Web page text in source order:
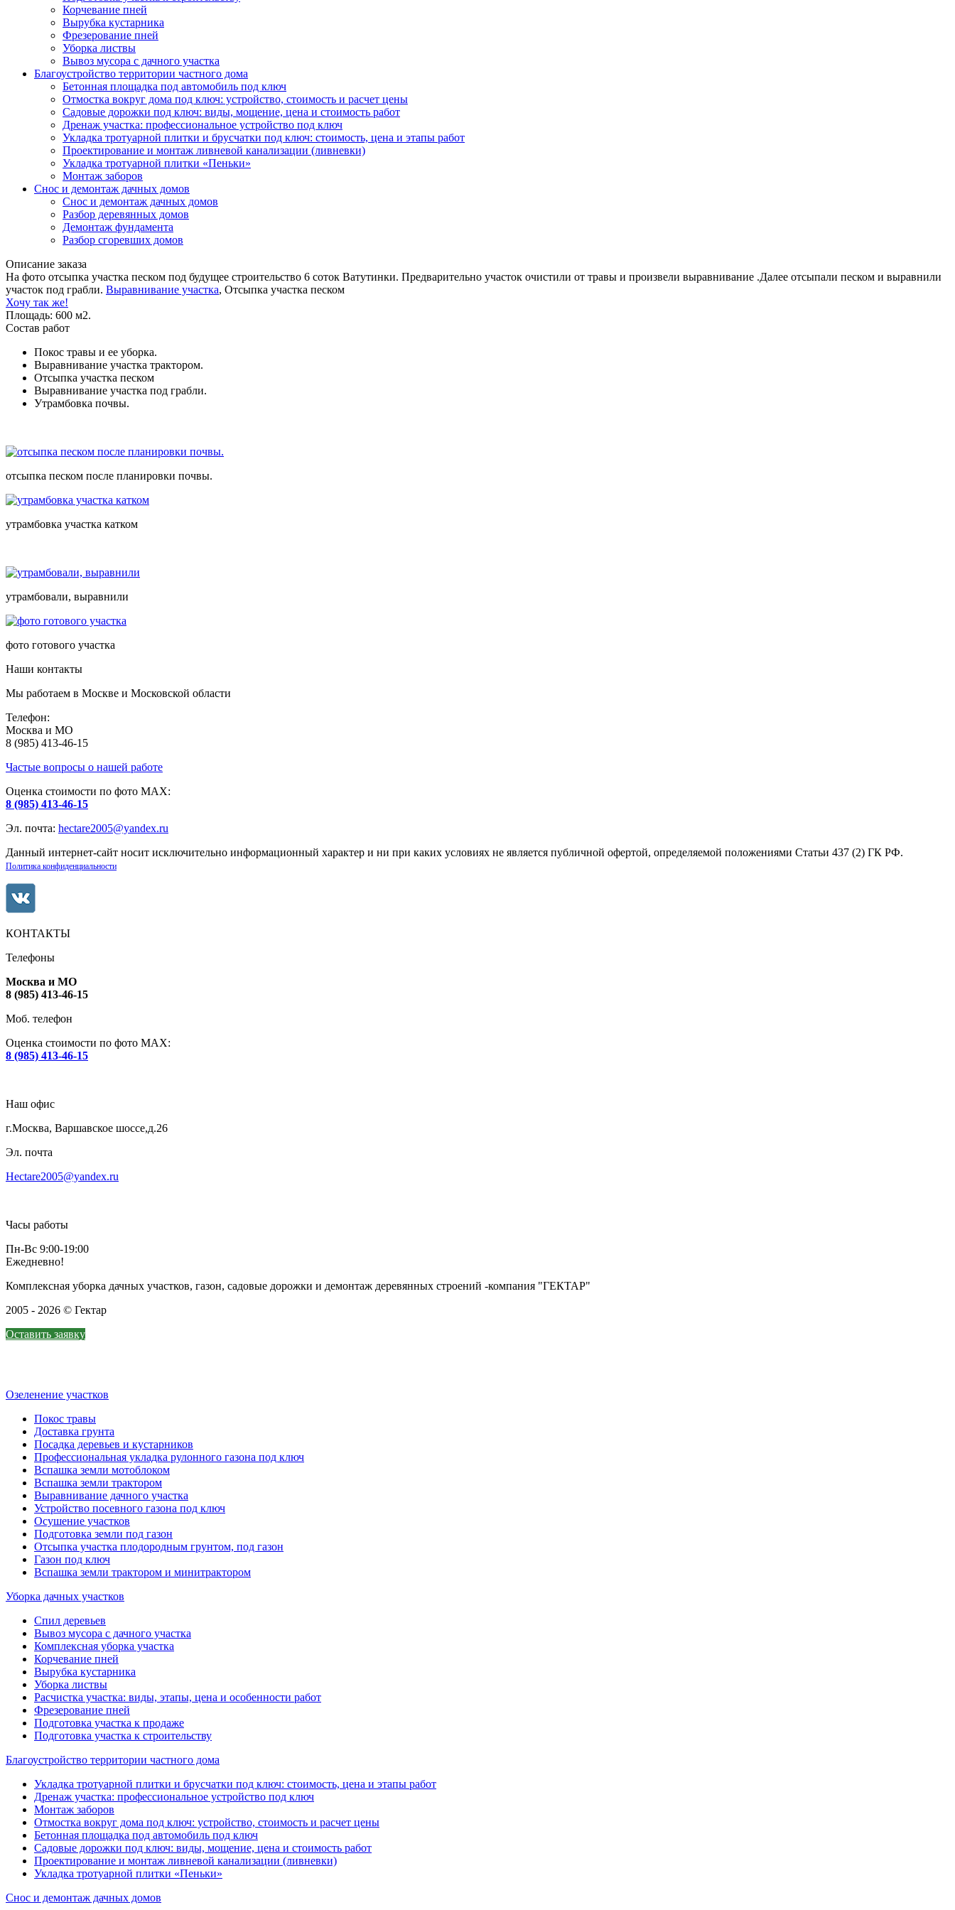
Корчевание пней
Вырубка кустарника
Фрезерование пней
Уборка листвы
Вывоз мусора с дачного участка
Благоустройство территории частного дома
Бетонная площадка под автомобиль под ключ
Отмостка вокруг дома под ключ: устройство, стоимость и расчет цены
Садовые дорожки под ключ: виды, мощение, цена и стоимость работ
Дренаж участка: профессиональное устройство под ключ
Укладка тротуарной плитки и брусчатки под ключ: стоимость, цена и этапы работ
Проектирование и монтаж ливневой канализации (ливневки)
Укладка тротуарной плитки «Пеньки»
Монтаж заборов
Снос и демонтаж дачных домов
Снос и демонтаж дачных домов
Разбор деревянных домов
Демонтаж фундамента
Разбор сгоревших домов
Описание заказа
На фото отсыпка участка песком под будущее строительство 6 соток Ватутинки. Предварительно участок очистили от травы и произвели выравнивание .Далее отсыпали песком и выравнили
участок под грабли. Выравнивание участка, Отсыпка участка песком
Хочу так же!
Площадь: 600 м2.
Состав работ
Покос травы и ее уборка.
Выравнивание участка трактором.
Отсыпка участка песком
Выравнивание участка под грабли.
Утрамбовка почвы.
отсыпка песком после планировки почвы.
утрамбовка участка катком
утрамбовали, выравнили
фото готового участка
Наши контакты
Мы работаем в Москве и Московской области
Телефон:
Москва и МО
8 (985) 413-46-15
Частые вопросы о нашей работе
Оценка стоимости по фото МАХ:
8 (985) 413-46-15
Эл. почта: hectare2005@yandex.ru
Данный интернет-сайт носит исключительно информационный характер и ни при каких условиях не является публичной офертой, определяемой положениями Статьи 437 (2) ГК РФ.
Политика конфиденциальности
КОНТАКТЫ
Телефоны
Москва и МО
8 (985) 413-46-15
Моб. телефон
Оценка стоимости по фото МАХ:
8 (985) 413-46-15
Наш офис
г.Москва, Варшавское шоссе,д.26
Эл. почта
Hectare2005@yandex.ru
Часы работы
Пн-Вс 9:00-19:00
Ежедневно!
Комплексная уборка дачных участков, газон, садовые дорожки и демонтаж деревянных строений -компания "ГЕКТАР"
2005 - 2026 © Гектар
Оставить заявку
Озеленение участков
Покос травы
Доставка грунта
Посадка деревьев и кустарников
Профессиональная укладка рулонного газона под ключ
Вспашка земли мотоблоком
Вспашка земли трактором
Выравнивание дачного участка
Устройство посевного газона под ключ
Осушение участков
Подготовка земли под газон
Отсыпка участка плодородным грунтом, под газон
Газон под ключ
Вспашка земли трактором и минитрактором
Уборка дачных участков
Спил деревьев
Вывоз мусора с дачного участка
Комплексная уборка участка
Корчевание пней
Вырубка кустарника
Уборка листвы
Расчистка участка: виды, этапы, цена и особенности работ
Фрезерование пней
Подготовка участка к продаже
Подготовка участка к строительству
Благоустройство территории частного дома
Укладка тротуарной плитки и брусчатки под ключ: стоимость, цена и этапы работ
Дренаж участка: профессиональное устройство под ключ
Монтаж заборов
Отмостка вокруг дома под ключ: устройство, стоимость и расчет цены
Бетонная площадка под автомобиль под ключ
Садовые дорожки под ключ: виды, мощение, цена и стоимость работ
Проектирование и монтаж ливневой канализации (ливневки)
Укладка тротуарной плитки «Пеньки»
Снос и демонтаж дачных домов